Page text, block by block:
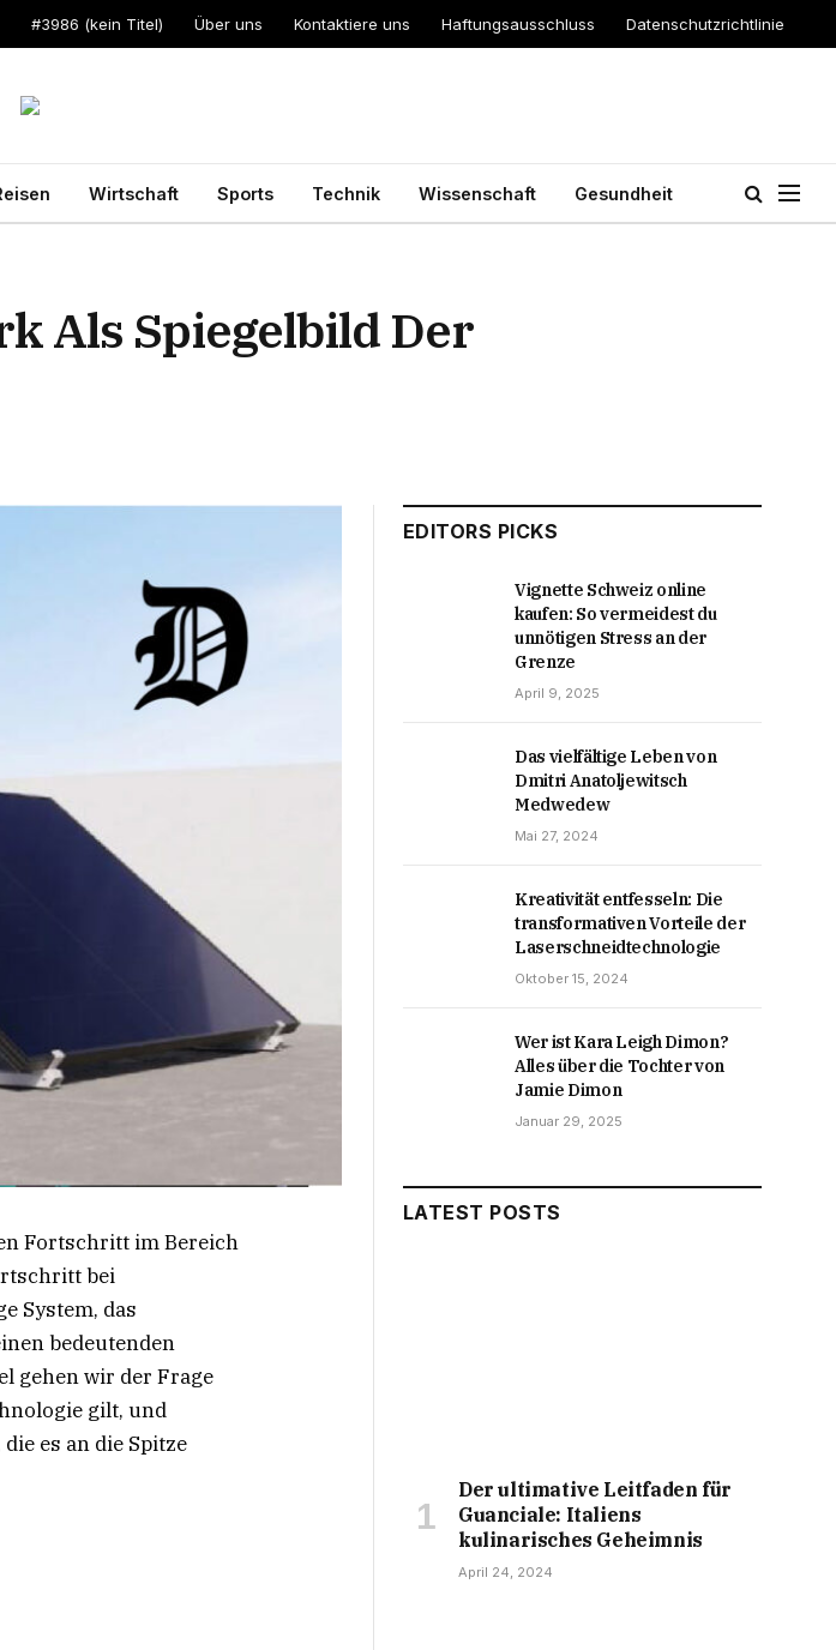
#3986 (kein Titel) Über uns Kontaktiere uns Haftungsausschluss Datenschutzrichtlinie
Wirtschaft Sports Technik Wissenschaft Gesundheit
Als Spiegelbild Der
Fortschritt im Bereich
bei
System, das
bedeutenden
gehen wir der Frage
gilt, und
es an die Spitze
EDITORS PICKS
Vignette Schweiz online
kaufen: So vermeidest du
unnötigen Stress an der
Grenze
April 9, 2025
Das vielfältige Leben von
Dmitri Anatoljewitsch
Medwedew
Mai 27, 2024
Kreativität entfesseln: Die
transformativen Vorteile der
Laserschneidtechnologie
Oktober 15, 2024
Wer ist Kara Leigh Dimon?
Alles über die Tochter von
Jamie Dimon
Januar 29, 2025
LATEST POSTS
Der ultimative Leitfaden für
Guanciale: Italiens
kulinarisches Geheimnis
April 24, 2024